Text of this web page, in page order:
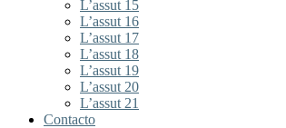
L’assut 15
L’assut 16
L’assut 17
L’assut 18
L’assut 19
L’assut 20
L’assut 21
Contacto